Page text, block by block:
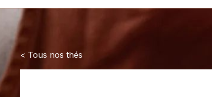
< Tous nos thés